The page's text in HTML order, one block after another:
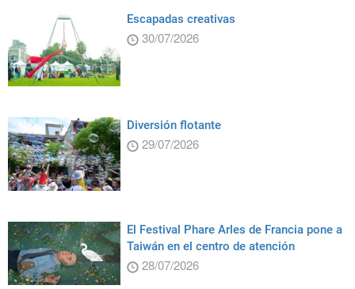
Escapadas creativas
30/07/2026
Diversión flotante
29/07/2026
El Festival Phare Arles de Francia pone a
Taiwán en el centro de atención
28/07/2026